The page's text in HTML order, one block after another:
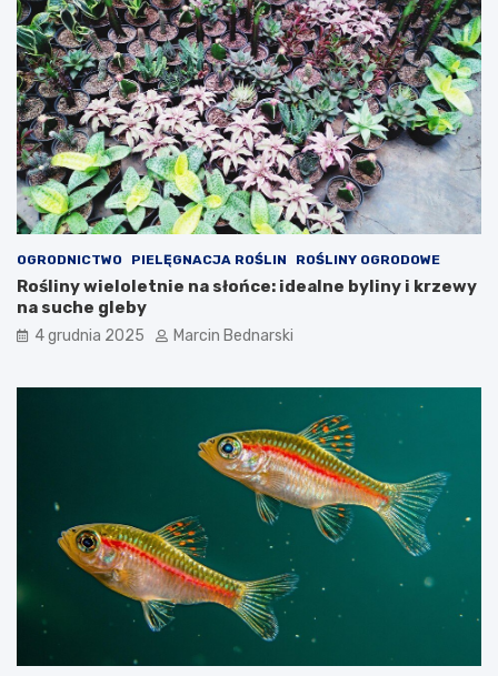
OGRODNICTWO PIELĘGNACJA ROŚLIN ROŚLINY OGRODOWE
Rośliny wieloletnie na słońce: idealne byliny i krzewy
na suche gleby
4 grudnia 2025 Marcin Bednarski